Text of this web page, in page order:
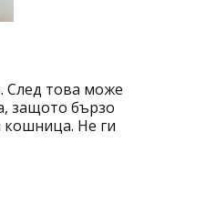
След това може
защото бързо
кошница. Не ги